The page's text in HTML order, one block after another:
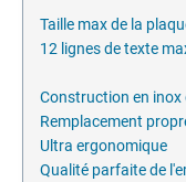
Taille max de la
12 lignes de texte
Construction en inox
Remplacement
Ultra ergonomique
Qualité parfaite de